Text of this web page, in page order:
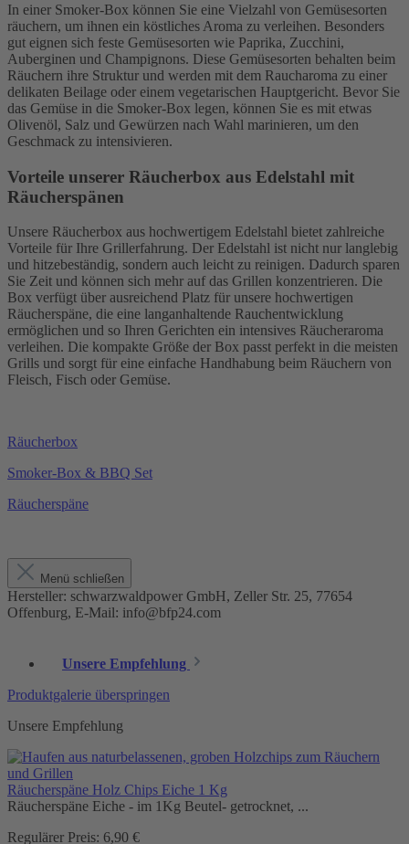
In einer Smoker-Box können Sie eine Vielzahl von Gemüsesorten
räuchern, um ihnen ein köstliches Aroma zu verleihen. Besonders
gut eignen sich feste Gemüsesorten wie Paprika, Zucchini,
Auberginen und Champignons. Diese Gemüsesorten behalten beim
Räuchern ihre Struktur und werden mit dem Raucharoma zu einer
delikaten Beilage oder einem vegetarischen Hauptgericht. Bevor Sie
das Gemüse in die Smoker-Box legen, können Sie es mit etwas
Olivenöl, Salz und Gewürzen nach Wahl marinieren, um den
Geschmack zu intensivieren.
Vorteile unserer Räucherbox aus Edelstahl mit
Räucherspänen
Unsere Räucherbox aus hochwertigem Edelstahl bietet zahlreiche
Vorteile für Ihre Grillerfahrung. Der Edelstahl ist nicht nur langlebig
und hitzebeständig, sondern auch leicht zu reinigen. Dadurch sparen
Sie Zeit und können sich mehr auf das Grillen konzentrieren. Die
Box verfügt über ausreichend Platz für unsere hochwertigen
Räucherspäne, die eine langanhaltende Rauchentwicklung
ermöglichen und so Ihren Gerichten ein intensives Räucheraroma
verleihen. Die kompakte Größe der Box passt perfekt in die meisten
Grills und sorgt für eine einfache Handhabung beim Räuchern von
Fleisch, Fisch oder Gemüse.
Räucherbox
Smoker-Box & BBQ Set
Räucherspäne
Menü schließen
Hersteller: schwarzwaldpower GmbH, Zeller Str. 25, 77654
Offenburg, E-Mail: info@bfp24.com
Unsere Empfehlung
Produktgalerie überspringen
Unsere Empfehlung
Räucherspäne Holz Chips Eiche 1 Kg
Räucherspäne Eiche - im 1Kg Beutel- getrocknet, ...
Regulärer Preis: 6,90 €